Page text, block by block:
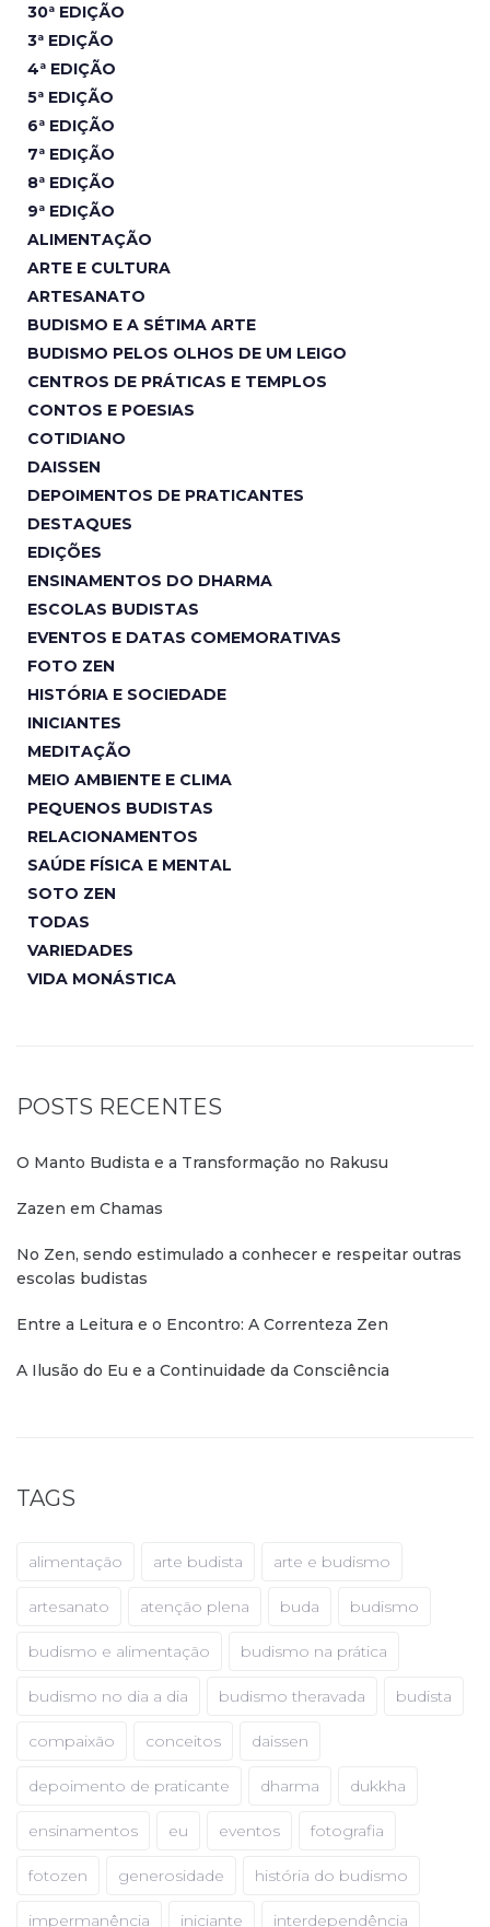
30ª EDIÇÃO
3ª EDIÇÃO
4ª EDIÇÃO
5ª EDIÇÃO
6ª EDIÇÃO
7ª EDIÇÃO
8ª EDIÇÃO
9ª EDIÇÃO
ALIMENTAÇÃO
ARTE E CULTURA
ARTESANATO
BUDISMO E A SÉTIMA ARTE
BUDISMO PELOS OLHOS DE UM LEIGO
CENTROS DE PRÁTICAS E TEMPLOS
CONTOS E POESIAS
COTIDIANO
DAISSEN
DEPOIMENTOS DE PRATICANTES
DESTAQUES
EDIÇÕES
ENSINAMENTOS DO DHARMA
ESCOLAS BUDISTAS
EVENTOS E DATAS COMEMORATIVAS
FOTO ZEN
HISTÓRIA E SOCIEDADE
INICIANTES
MEDITAÇÃO
MEIO AMBIENTE E CLIMA
PEQUENOS BUDISTAS
RELACIONAMENTOS
SAÚDE FÍSICA E MENTAL
SOTO ZEN
TODAS
VARIEDADES
VIDA MONÁSTICA
POSTS RECENTES
O Manto Budista e a Transformação no Rakusu
Zazen em Chamas
No Zen, sendo estimulado a conhecer e respeitar outras
escolas budistas
Entre a Leitura e o Encontro: A Correnteza Zen
A Ilusão do Eu e a Continuidade da Consciência
TAGS
alimentação arte budista arte e budismo
artesanato atenção plena buda budismo
budismo e alimentação budismo na prática
budismo no dia a dia budismo theravada budista
compaixão conceitos daissen
depoimento de praticante dharma dukkha
ensinamentos eu eventos fotografia
fotozen generosidade história do budismo
impermanência iniciante interdependência